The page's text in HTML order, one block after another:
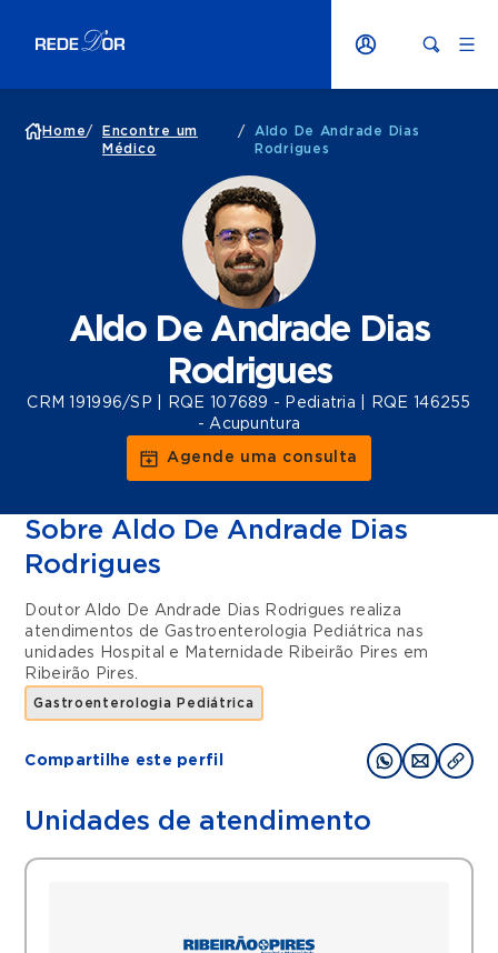
Home/
Encontre um
Médico
/
Aldo De Andrade Dias
Rodrigues
Aldo De Andrade Dias
Rodrigues
CRM 191996/SP | RQE 107689 - Pediatria | RQE 146255
- Acupuntura
Agende uma consulta
Sobre Aldo De Andrade Dias
Rodrigues
Doutor Aldo De Andrade Dias Rodrigues realiza
atendimentos de Gastroenterologia Pediátrica nas
unidades
Hospital e Maternidade Ribeirão Pires em
Ribeirão Pires.
Gastroenterologia Pediátrica
Compartilhe este perfil
Unidades de atendimento